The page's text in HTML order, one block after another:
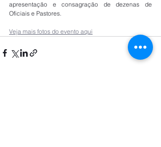
apresentação e consagração de dezenas de
Oficiais e Pastores.
Veja mais fotos do evento aqui